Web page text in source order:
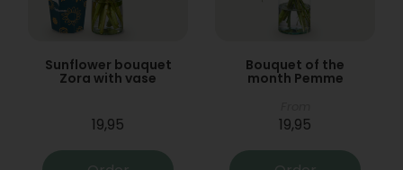
Sunflower bouquet
Zora with vase
19,95
Bouquet of the
month Pemme
19,95